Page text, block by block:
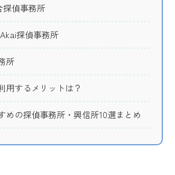
偵事務所
探偵事務所
所
用するメリットは？
めの探偵事務所・興信所10選まとめ